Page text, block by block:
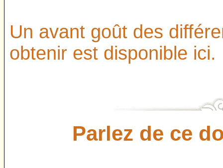
Un avant goût des
obtenir est disponible ici.
Parlez de ce